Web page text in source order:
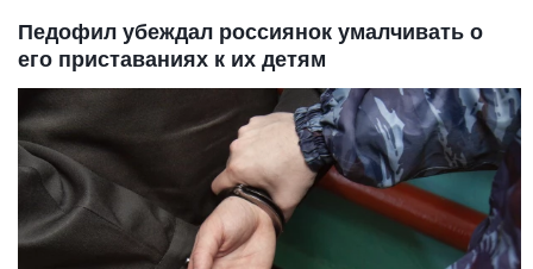
Педофил убеждал россиянок умалчивать о
его приставаниях к их детям